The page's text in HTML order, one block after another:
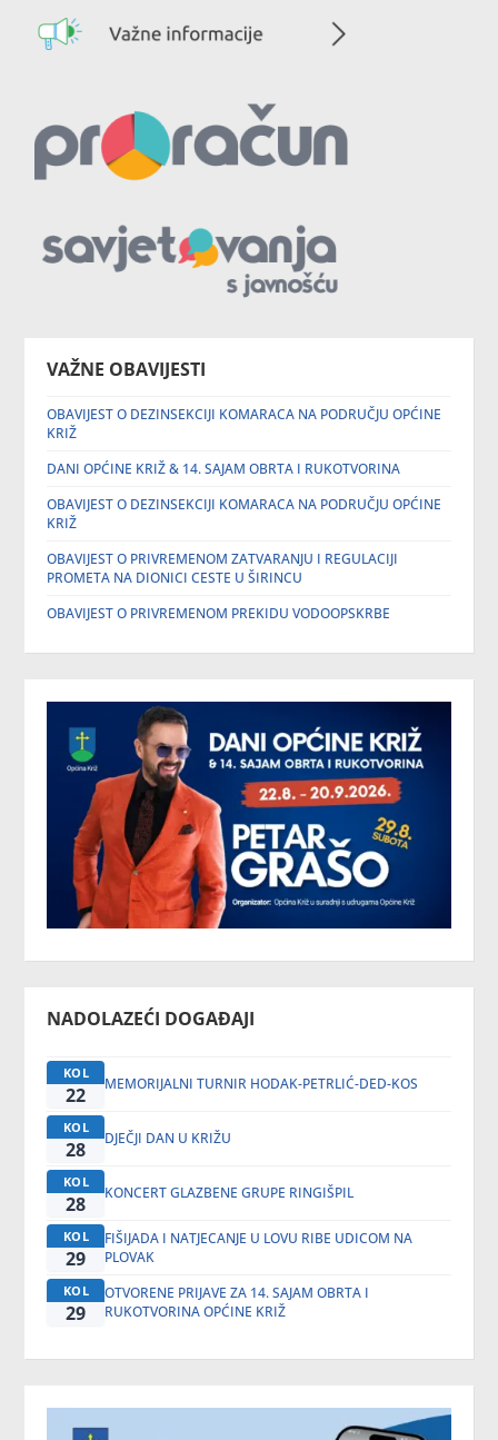
VAŽNE OBAVIJESTI
OBAVIJEST O DEZINSEKCIJI KOMARACA NA PODRUČJU OPĆINE
KRIŽ
DANI OPĆINE KRIŽ & 14. SAJAM OBRTA I RUKOTVORINA
OBAVIJEST O DEZINSEKCIJI KOMARACA NA PODRUČJU OPĆINE
KRIŽ
OBAVIJEST O PRIVREMENOM ZATVARANJU I REGULACIJI
PROMETA NA DIONICI CESTE U ŠIRINCU
OBAVIJEST O PRIVREMENOM PREKIDU VODOOPSKRBE
NADOLAZEĆI DOGAĐAJI
KOL
22 MEMORIJALNI TURNIR HODAK-PETRLIĆ-DED-KOS
KOL
28 DJEČJI DAN U KRIŽU
KOL
28 KONCERT GLAZBENE GRUPE RINGIŠPIL
KOL
29
FIŠIJADA I NATJECANJE U LOVU RIBE UDICOM NA
PLOVAK
KOL
29
OTVORENE PRIJAVE ZA 14. SAJAM OBRTA I
RUKOTVORINA OPĆINE KRIŽ